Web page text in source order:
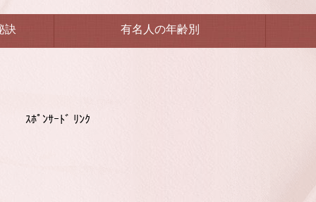
訣 有名人の年齢別
ｽﾎﾟﾝｻｰﾄﾞ ﾘﾝｸ